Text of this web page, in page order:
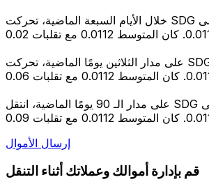
خلال الأيام السبعة الماضية، تحركت SDG إلى CNY بين 0.0112 و
على مدار الثلاثين يومًا الماضية، تحركت SDG إلى CNY بين
على مدار الـ 90 يومًا الماضية، انتقل SDG إلى CNY بين 0.0112
إرسال الأموال
قم بإدارة أموالك وعملاتك أثناء التنقل